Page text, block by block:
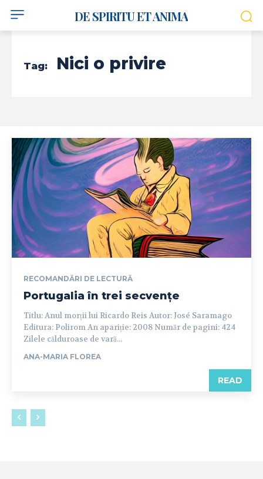
DE SPIRITU ET ANIMA
Tag: Nici o privire
RECOMANDĂRI DE LECTURĂ
Portugalia în trei secvențe
Titlu: Anul morții lui Ricardo Reis Autor: José Saramago
Editura: Polirom An apariție: 2008 Număr de pagini: 424
Zilele călduroase de vară...
ANA-MARIA FLOREA
READ